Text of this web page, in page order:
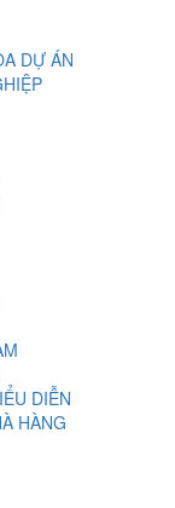
DỰ ÁN
DIỄN
HÀNG